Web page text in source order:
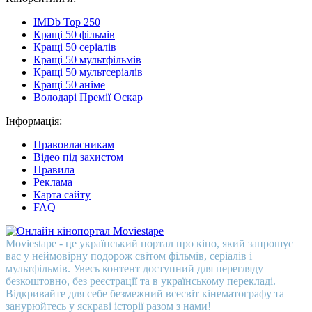
IMDb Top 250
Кращі 50 фільмів
Кращі 50 серіалів
Кращі 50 мультфільмів
Кращі 50 мультсеріалів
Кращі 50 аніме
Володарі Премії Оскар
Інформація:
Правовласникам
Відео під захистом
Правила
Реклама
Карта сайту
FAQ
Moviestape - це український портал про кіно, який запрошує
вас у неймовірну подорож світом фільмів, серіалів і
мультфільмів. Увесь контент доступний для перегляду
безкоштовно, без реєстрації та в українському перекладі.
Відкривайте для себе безмежний всесвіт кінематографу та
занурюйтесь у яскраві історії разом з нами!